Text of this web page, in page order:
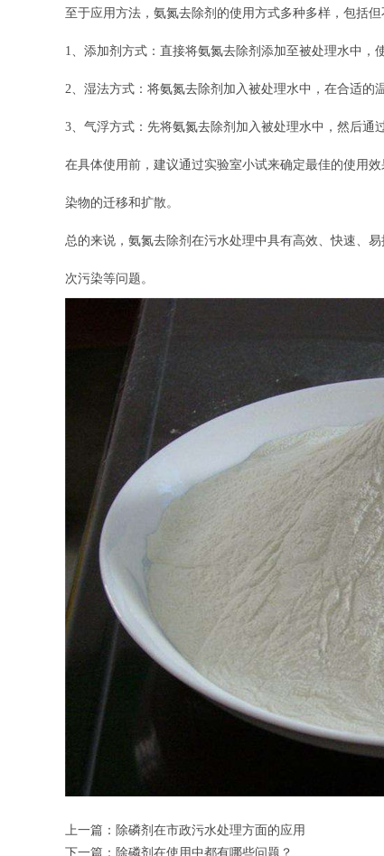
至于应用方法，氨氮去除剂的使用方式多种多样，包括但
1、添加剂方式：直接将氨氮去除剂添加至被处理水中，
2、湿法方式：将氨氮去除剂加入被处理水中，在合适的
3、气浮方式：先将氨氮去除剂加入被处理水中，然后
在具体使用前，建议通过实验室小试来确定最佳的使用
染物的迁移和扩散。
总的来说，氨氮去除剂在污水处理中具有高效、快速、
次污染等问题。
上一篇： 除磷剂在市政污水处理方面的应用
下一篇： 除磷剂在使用中都有哪些问题？